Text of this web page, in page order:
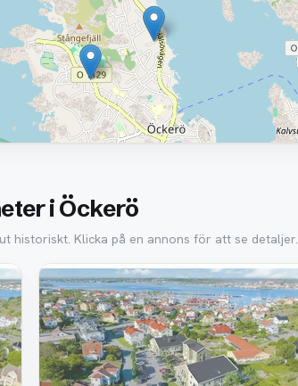
i Öckerö
historiskt. Klicka på en annons för att se detaljer.
Borttagen